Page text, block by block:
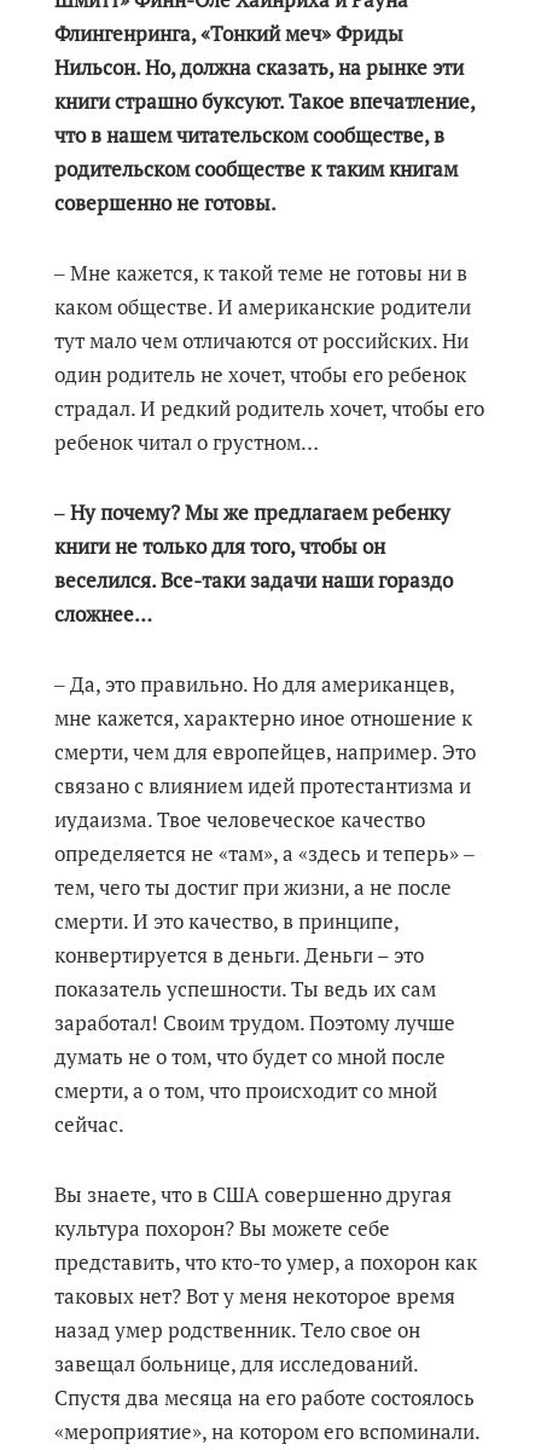
Флингенринга, «Тонкий меч» Фриды
Нильсон. Но, должна сказать, на рынке эти
книги страшно буксуют. Такое впечатление,
что в нашем читательском сообществе, в
родительском сообществе к таким книгам
совершенно не готовы.
‒ Мне кажется, к такой теме не готовы ни в
каком обществе. И американские родители
тут мало чем отличаются от российских. Ни
один родитель не хочет, чтобы его ребенок
страдал. И редкий родитель хочет, чтобы его
ребенок читал о грустном…
‒ Ну почему? Мы же предлагаем ребенку
книги не только для того, чтобы он
веселился. Все-таки задачи наши гораздо
сложнее…
‒ Да, это правильно. Но для американцев,
мне кажется, характерно иное отношение к
смерти, чем для европейцев, например. Это
связано с влиянием идей протестантизма и
иудаизма. Твое человеческое качество
определяется не «там», а «здесь и теперь» ‒
тем, чего ты достиг при жизни, а не после
смерти. И это качество, в принципе,
конвертируется в деньги. Деньги – это
показатель успешности. Ты ведь их сам
заработал! Своим трудом. Поэтому лучше
думать не о том, что будет со мной после
смерти, а о том, что происходит со мной
сейчас.
Вы знаете, что в США совершенно другая
культура похорон? Вы можете себе
представить, что кто-то умер, а похорон как
таковых нет? Вот у меня некоторое время
назад умер родственник. Тело свое он
завещал больнице, для исследований.
Спустя два месяца на его работе состоялось
«мероприятие», на котором его вспоминали.